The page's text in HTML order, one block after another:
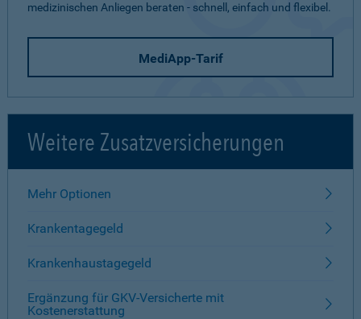
medizinischen Anliegen beraten - schnell, einfach und flexibel.
MediApp-Tarif
Weitere Zusatzversicherungen
Mehr Optionen
Krankentagegeld
Krankenhaustagegeld
Ergänzung für GKV-Versicherte mit
Kostenerstattung